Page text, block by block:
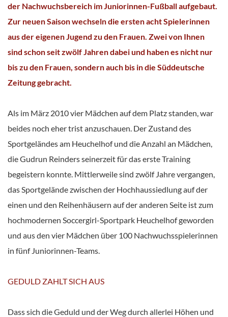
der Nachwuchsbereich im Juniorinnen-Fußball aufgebaut.
Zur neuen Saison wechseln die ersten acht Spielerinnen
aus der eigenen Jugend zu den Frauen. Zwei von Ihnen
sind schon seit zwölf Jahren dabei und haben es nicht nur
bis zu den Frauen, sondern auch bis in die Süddeutsche
Zeitung gebracht.
Als im März 2010 vier Mädchen auf dem Platz standen, war
beides noch eher trist anzuschauen. Der Zustand des
Sportgeländes am Heuchelhof und die Anzahl an Mädchen,
die Gudrun Reinders seinerzeit für das erste Training
begeistern konnte. Mittlerweile sind zwölf Jahre vergangen,
das Sportgelände zwischen der Hochhaussiedlung auf der
einen und den Reihenhäusern auf der anderen Seite ist zum
hochmodernen Soccergirl-Sportpark Heuchelhof geworden
und aus den vier Mädchen über 100 Nachwuchsspielerinnen
in fünf Juniorinnen-Teams.
GEDULD ZAHLT SICH AUS
Dass sich die Geduld und der Weg durch allerlei Höhen und